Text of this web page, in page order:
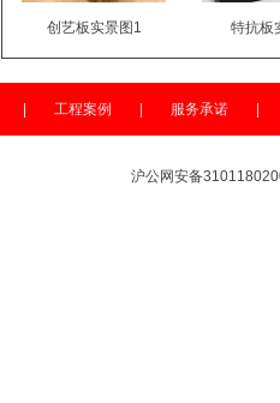
创艺板实景图1 特抗板
工程案例 服务承诺
沪公网安备